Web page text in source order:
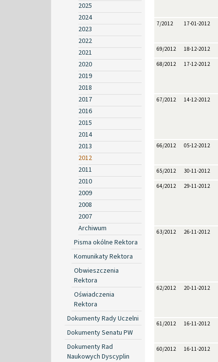
2025
2024
2023
2022
2021
2020
2019
2018
2017
2016
2015
2014
2013
2012
2011
2010
2009
2008
2007
Archiwum
Pisma okólne Rektora
Komunikaty Rektora
Obwieszczenia
Rektora
Oświadczenia
Rektora
Dokumenty Rady Uczelni
Dokumenty Senatu PW
Dokumenty Rad
Naukowych Dyscyplin
7/2012 17-01-2012
69/2012 18-12-2012
68/2012 17-12-2012
67/2012 14-12-2012
66/2012 05-12-2012
65/2012 30-11-2012
64/2012 29-11-2012
63/2012 26-11-2012
62/2012 20-11-2012
61/2012 16-11-2012
60/2012 16-11-2012